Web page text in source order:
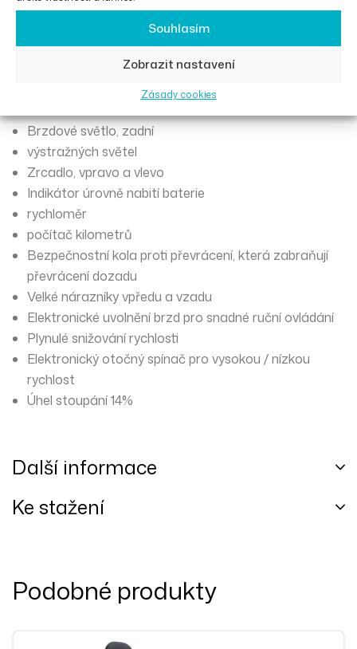
Souhlasím
Zobrazit nastavení
Zásady cookies
permanentním magnetem
ZAP / VYP zámek zámku
houkačka
Přední světlomet
Směrová světla vpředu i vzadu
Brzdové světlo, zadní
výstražných světel
Zrcadlo, vpravo a vlevo
Indikátor úrovně nabití baterie
rychloměr
počítač kilometrů
Bezpečnostní kola proti převrácení, která zabraňují
převrácení dozadu
Velké nárazníky vpředu a vzadu
Elektronické uvolnění brzd pro snadné ruční ovládání
Plynulé snižování rychlosti
Elektronický otočný spínač pro vysokou / nízkou
rychlost
Úhel stoupání 14%
Další informace
Ke stažení
Podobné produkty